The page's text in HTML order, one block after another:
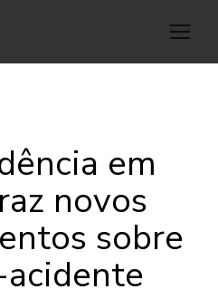
em
novos
sobre